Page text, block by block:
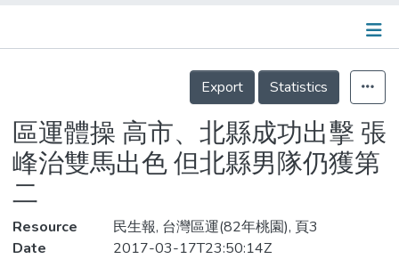
Statistics
Details
Export
Statistics
區運體操 高市、北縣成功出擊 張
峰治雙馬出色 但北縣男隊仍獲第
二
Resource
民生報, 台灣區運(82年桃園), 頁3
Date
2017-03-17T23:50:14Z